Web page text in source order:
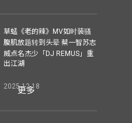
草蜢《老的辣》MV如时装骚
腹肌放题转到头晕 蔡一智苏志
威点名杰少「DJ REMUS」重
出江湖
2025-12-18
更多